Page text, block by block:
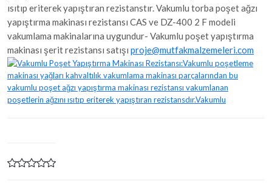
ısıtıp eriterek yapıştıran rezistanstır. Vakumlu torba poşet ağzı
yapıştırma makinası rezistansı CAS ve DZ-400 2 F modeli
vakumlama makinalarına uygundur- Vakumlu poşet yapıştırma
makinası şerit rezistansı satışı proje@mutfakmalzemeleri.com